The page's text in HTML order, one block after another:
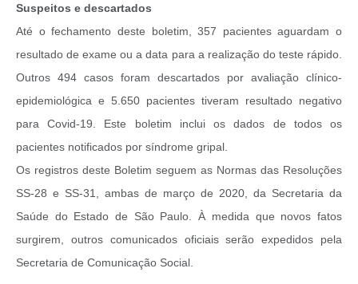
Suspeitos e descartados
Até o fechamento deste boletim, 357 pacientes aguardam o
resultado de exame ou a data para a realização do teste rápido.
Outros 494 casos foram descartados por avaliação clínico-
epidemiológica e 5.650 pacientes tiveram resultado negativo
para Covid-19. Este boletim inclui os dados de todos os
pacientes notificados por síndrome gripal.
Os registros deste Boletim seguem as Normas das Resoluções
SS-28 e SS-31, ambas de março de 2020, da Secretaria da
Saúde do Estado de São Paulo. À medida que novos fatos
surgirem, outros comunicados oficiais serão expedidos pela
Secretaria de Comunicação Social.